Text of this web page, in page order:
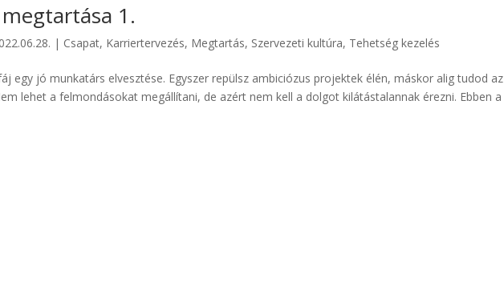
megtartása 1.
| Csapat, Karriertervezés, Megtartás, Szervezeti kultúra, Tehetség kezelés
egy jó munkatárs elvesztése. Egyszer repülsz ambiciózus projektek élén, máskor alig tudod az
lehet a felmondásokat megállítani, de azért nem kell a dolgot kilátástalannak érezni. Ebben a